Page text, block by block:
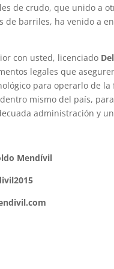
de crudo, que unido a
de barriles, ha venido a
con usted, licenciado
legales que
para operarlo de
mismo del país,
administración y
Mendívil